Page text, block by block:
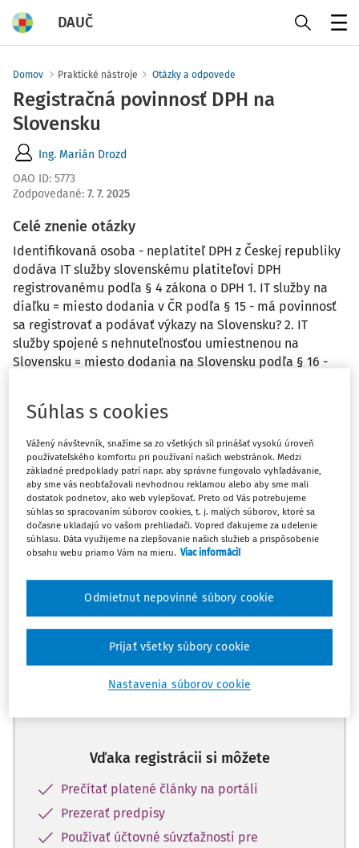
DAUČ
Domov Praktické nástroje Otázky a odpovede
Registračná povinnosť DPH na
Slovensku
Ing. Marián Drozd
OAO ID: 5773
Zodpovedané: 7. 7. 2025
Celé znenie otázky
Identifikovaná osoba - neplatiteľ DPH z Českej republiky
dodáva IT služby slovenskému platiteľovi DPH
registrovanému podľa § 4 zákona o DPH 1. IT služby na
diaľku = miesto dodania v ČR podľa § 15 - má povinnosť
sa registrovať a podávať výkazy na Slovensku? 2. IT
služby spojené s nehnuteľnosťou umiestnenou na
Slovensku = miesto dodania na Slovensku podľa § 16 -
Odpoveď
Máte predplatné? Prihláste sa
Zatiaľ ste si prečítali len začiatok...
Celý dokument je len pre predplatiteľov.
Zaregistrujte sa a získajte
zadarmo prístup k vybranému obsahu na
Vďaka registrácii si môžete
Prečítať platené články na portáli
Prezerať predpisy
Používať účtovné súvzťažnosti pre
Súhlas s cookies
Vážený návštevník, snažíme sa zo všetkých síl prinášať vysokú úroveň
používateľského komfortu pri používaní našich webstránok. Medzi
základné predpoklady patrí napr. aby správne fungovalo vyhľadávanie,
aby sme vás neobťažovali nevhodnou reklamou alebo aby sme mali
dostatok podnetov, ako web vylepšovať. Preto od Vás potrebujeme
súhlas so spracovaním súborov cookies, t. j. malých súborov, ktoré sa
dočasne ukladajú vo vašom prehliadači. Vopred ďakujeme za udelenie
súhlasu. Dáta využijeme na zlepšovanie našich služieb a prispôsobenie
obsahu webu priamo Vám na mieru. Viac informácií
Nastavenia súborov cookie
Odmietnut nepovinné súbory cookie
Prijať všetky súbory cookie